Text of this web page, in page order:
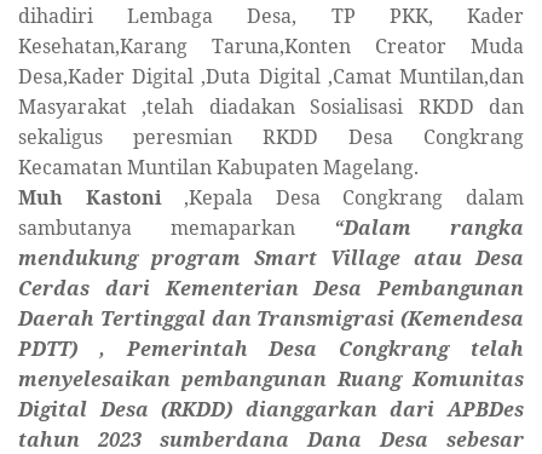
dihadiri Lembaga Desa, TP PKK, Kader
Kesehatan,Karang Taruna,Konten Creator Muda
Desa,Kader Digital ,Duta Digital ,Camat Muntilan,dan
Masyarakat ,telah diadakan Sosialisasi RKDD dan
sekaligus peresmian RKDD Desa Congkrang
Kecamatan Muntilan Kabupaten Magelang.
Muh Kastoni ,Kepala Desa Congkrang dalam
sambutanya memaparkan “Dalam rangka
mendukung program Smart Village atau Desa
Cerdas dariKementerian Desa Pembangunan
Daerah Tertinggal dan Transmigrasi (Kemendesa
PDTT) , Pemerintah Desa Congkrang telah
menyelesaikan pembangunan Ruang Komunitas
Digital Desa (RKDD) dianggarkan dari APBDes
tahun 2023 sumberdana Dana Desa sebesar